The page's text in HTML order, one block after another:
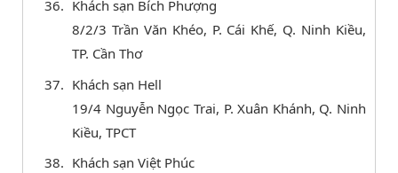
Khách sạn Bích Phượng
8/2/3 Trần Văn Khéo, P. Cái Khế, Q. Ninh Kiều,
TP. Cần Thơ
Khách sạn Hell
19/4 Nguyễn Ngọc Trai, P. Xuân Khánh, Q. Ninh
Kiều, TPCT
Khách sạn Việt Phúc